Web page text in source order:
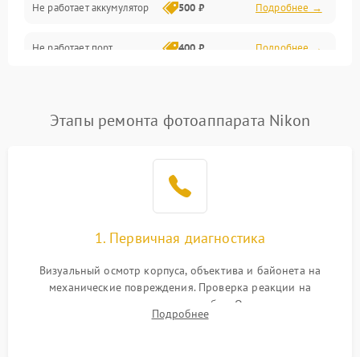
Программные сбои
Коммуникации и интерфейсы
Не работает аккумулятор 500 ₽ Подробнее →
Не работает порт 400 ₽ Подробнее →
Этапы ремонта фотоаппарата Nikon
1. Первичная диагностика
Визуальный осмотр корпуса, объектива и байонета на
механические повреждения. Проверка реакции на
включение, считывание кодов ошибок. Оценка состояния
матрицы и затвора, проверка работы автофокуса и вспышки.
Подробнее